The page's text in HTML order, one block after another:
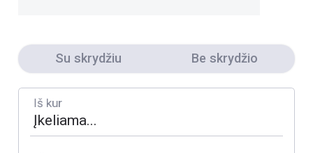
Su skrydžiu Be skrydžio
Iš kur